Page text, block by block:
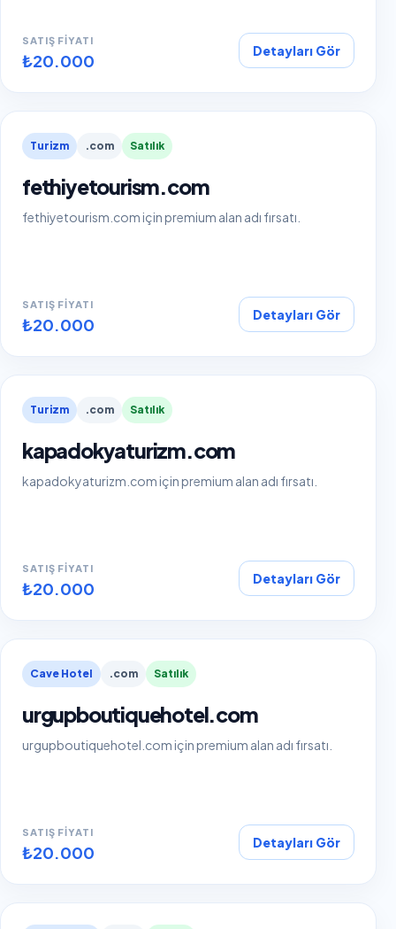
SATIŞ FIYATI
₺20.000 Detayları Gör
Turizm .com Satılık
fethiyetourism.com
fethiyetourism.com için premium alan adı fırsatı.
SATIŞ FIYATI
₺20.000 Detayları Gör
Turizm .com Satılık
kapadokyaturizm.com
kapadokyaturizm.com için premium alan adı fırsatı.
SATIŞ FIYATI
₺20.000 Detayları Gör
Cave Hotel .com Satılık
urgupboutiquehotel.com
urgupboutiquehotel.com için premium alan adı fırsatı.
SATIŞ FIYATI
₺20.000 Detayları Gör